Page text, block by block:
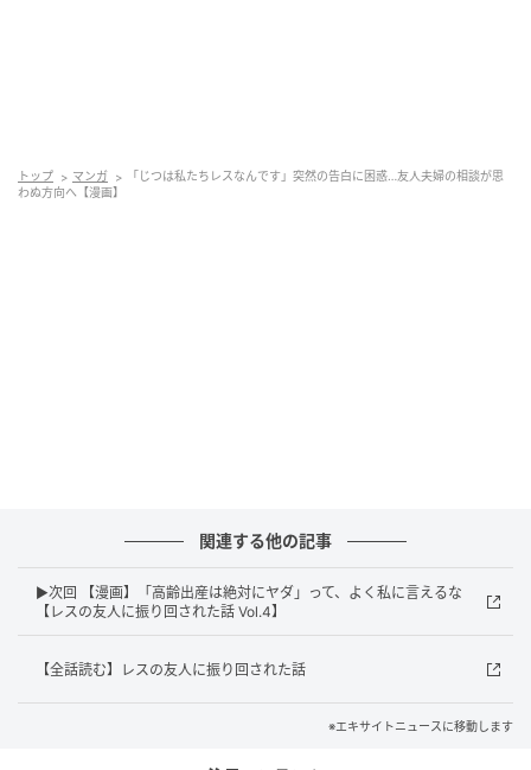
トップ マンガ
「じつは私たちレスなんです」突然の告白に困惑…友人夫婦の相談が思
わぬ方向へ【漫画】
関連する他の記事
▶次回 【漫画】「高齢出産は絶対にヤダ」って、よく私に言えるな
【レスの友人に振り回された話 Vol.4】
【全話読む】レスの友人に振り回された話
※エキサイトニュースに移動します